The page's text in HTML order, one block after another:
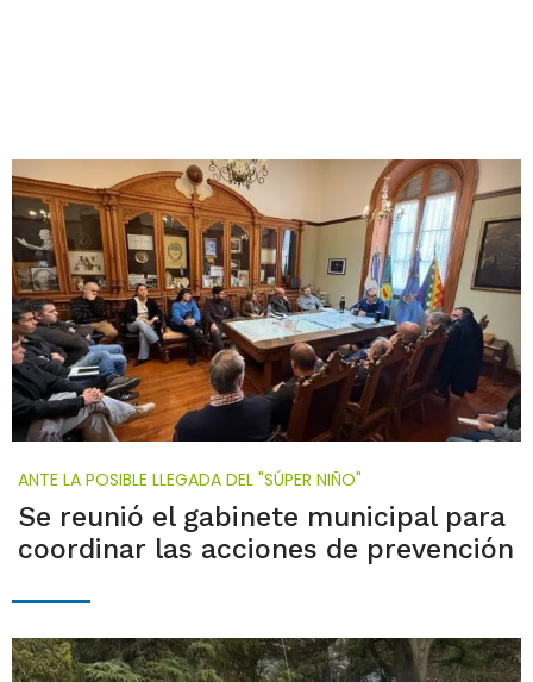
ANTE LA POSIBLE LLEGADA DEL "SÚPER NIÑO"
Se reunió el gabinete municipal para
coordinar las acciones de prevención